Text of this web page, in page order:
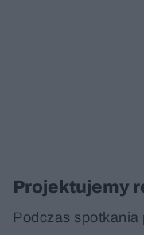
Projektujemy
Podczas spotkania